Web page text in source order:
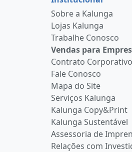
Sobre a Kalunga
Lojas Kalunga
Trabalhe Conosco
Vendas para
Contrato
Fale Conosco
Mapa do Site
Serviços Kalunga
Kalunga Copy&Print
Kalunga Sustentável
Assessoria de
Relações com